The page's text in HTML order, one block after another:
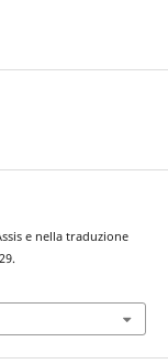
e nella traduzione